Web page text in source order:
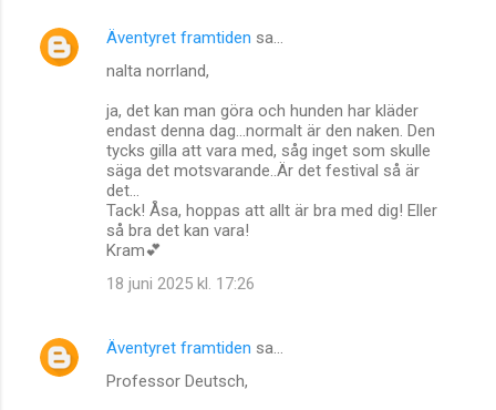
Äventyret framtiden sa…
nalta norrland,
ja, det kan man göra och hunden har kläder
endast denna dag...normalt är den naken. Den
tycks gilla att vara med, såg inget som skulle
säga det motsvarande..Är det festival så är
det...
Tack! Åsa, hoppas att allt är bra med dig! Eller
så bra det kan vara!
Kram💕
18 juni 2025 kl. 17:26
Äventyret framtiden sa…
Professor Deutsch,